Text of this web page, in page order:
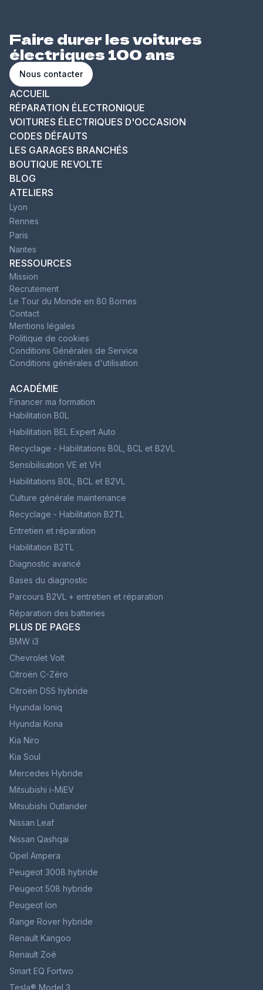
Faire durer les voitures
électriques 100 ans
Nous contacter
ACCUEIL
RÉPARATION ÉLECTRONIQUE
VOITURES ÉLECTRIQUES D'OCCASION
CODES DÉFAUTS
LES GARAGES BRANCHÉS
BOUTIQUE REVOLTE
BLOG
ATELIERS
Lyon
Rennes
Paris
Nantes
RESSOURCES
Mission
Recrutement
Le Tour du Monde en 80 Bornes
Contact
Mentions légales
Politique de cookies
Conditions Générales de Service
Conditions générales d'utilisation
ACADÉMIE
Financer ma formation
Habilitation B0L
Habilitation BEL Expert Auto
Recyclage - Habilitations B0L, BCL et B2VL
Sensibilisation VE et VH
Habilitations B0L, BCL et B2VL
Culture générale maintenance
Recyclage - Habilitation B2TL
Entretien et réparation
Habilitation B2TL
Diagnostic avancé
Bases du diagnostic
Parcours B2VL + entretien et réparation
Réparation des batteries
PLUS DE PAGES
BMW i3
Chevrolet Volt
Citroën C-Zéro
Citroën DS5 hybride
Hyundai Ioniq
Hyundai Kona
Kia Niro
Kia Soul
Mercedes Hybride
Mitsubishi i-MiEV
Mitsubishi Outlander
Nissan Leaf
Nissan Qashqai
Opel Ampera
Peugeot 3008 hybride
Peugeot 508 hybride
Peugeot Ion
Range Rover hybride
Renault Kangoo
Renault Zoé
Smart EQ Fortwo
Tesla® Model 3